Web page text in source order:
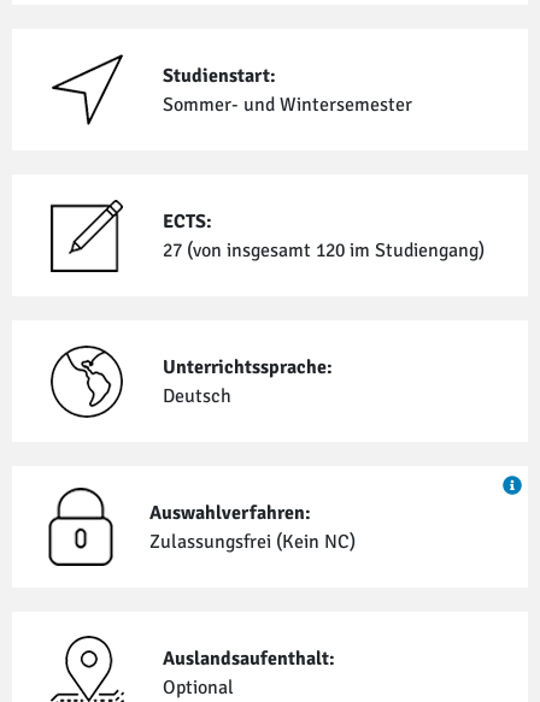
Studienstart:
Sommer- und Winter­semester
ECTS:
27 (von insgesamt 120 im Studiengang)
Unterrichtssprache:
Deutsch
Auswahlverfahren:
Zulassungsfrei (Kein NC)
Auslandsaufenthalt:
Optional